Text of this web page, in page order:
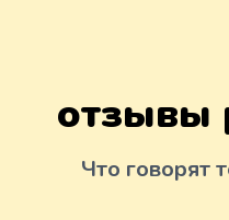
отзывы
Что говорят